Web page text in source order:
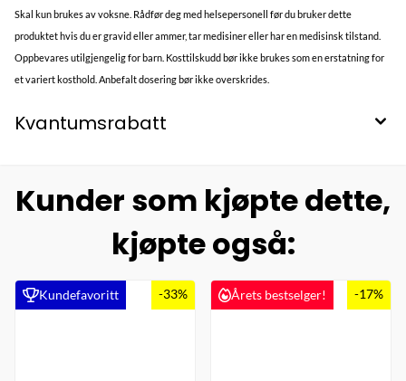
Skal kun brukes av voksne. Rådfør deg med helsepersonell før du bruker dette
produktet hvis du er gravid eller ammer, tar medisiner eller har en medisinsk tilstand.
Oppbevares utilgjengelig for barn. Kosttilskudd bør ikke brukes som en erstatning for
et variert kosthold. Anbefalt dosering bør ikke overskrides.
Kvantumsrabatt
Kunder som kjøpte dette,
kjøpte også:
Kundefavoritt -33% Årets bestselger! -17%